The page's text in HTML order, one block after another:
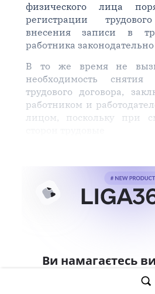
физического лица
регистрации
внесения записи в
работника
В то же время не
необходимость
трудового договора,
работником и
лицом, поскольку при
Ви намагаєтесь
інструменти для
роботи з